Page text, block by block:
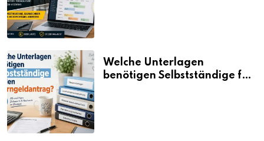
Welche Unterlagen
benötigen Selbstständige für